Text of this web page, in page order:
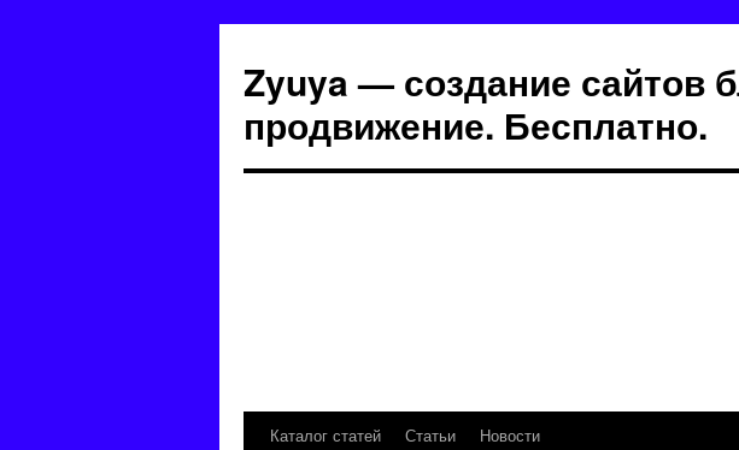
Zyuya — создание сайтов
продвижение. Бесплатно.
Каталог статей Статьи Новости